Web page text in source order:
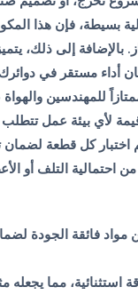
بسيطة، فإن هذا
بالإضافة إلى ذلك،
أداء مستقر في دوائرك
للمهندسين
لأي بيئة عمل تتطلب
كل قطعة لضمان
احتمالية التلف أو
فائقة الجودة
استثنائية، مما يجعله